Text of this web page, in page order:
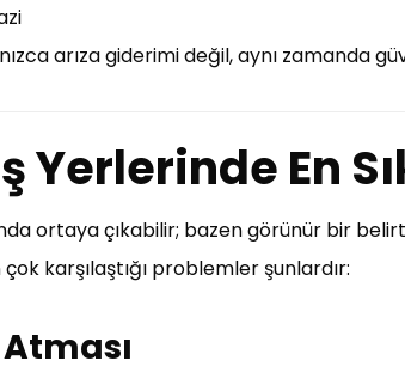
arıza giderimi değil, aynı zamanda
Yerlerinde En
ortaya çıkabilir; bazen görünür bir
karşılaştığı problemler şunlardır: